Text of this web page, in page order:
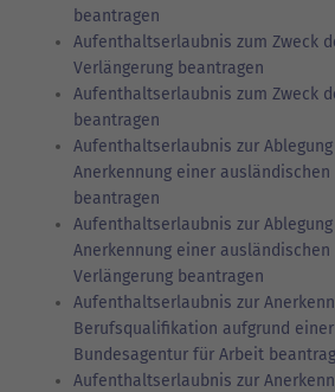
beantragen
Aufenthaltserlaubnis zum Zweck
Verlängerung beantragen
Aufenthaltserlaubnis zum Zweck
beantragen
Aufenthaltserlaubnis zur
Anerkennung einer
beantragen
Aufenthaltserlaubnis zur
Anerkennung einer
Verlängerung beantragen
Aufenthaltserlaubnis zur
Berufsqualifikation aufgrund
Bundesagentur für Arbeit
Aufenthaltserlaubnis zur